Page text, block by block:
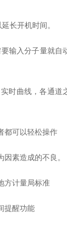
长开机时间。
输入分子量就自
时曲线，各通道
都可以轻松操作
素造成的不良。
方计量局标准
提醒功能